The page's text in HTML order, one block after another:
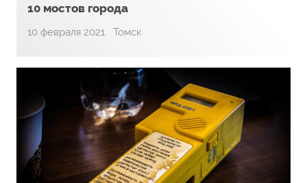
10 мостов города
10 февраля 2021 Томск